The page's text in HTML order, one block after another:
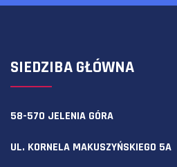
SIEDZIBA GŁÓWNA
58-570 JELENIA GÓRA
UL. KORNELA MAKUSZYŃSKIEGO 5A